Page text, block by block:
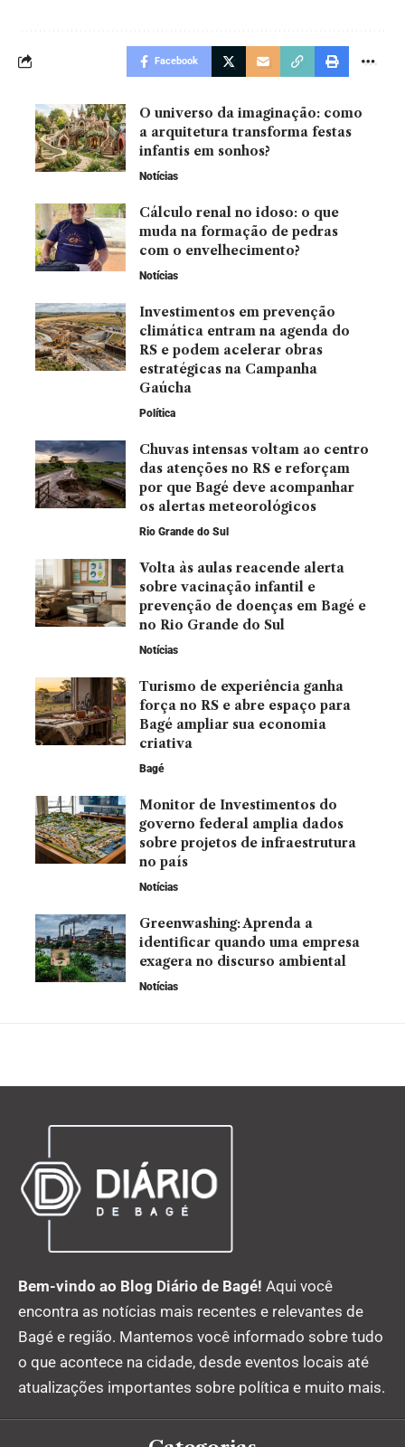
Facebook
O universo da imaginação: como
a arquitetura transforma festas
infantis em sonhos?
Notícias
Cálculo renal no idoso: o que
muda na formação de pedras
com o envelhecimento?
Notícias
Investimentos em prevenção
climática entram na agenda do
RS e podem acelerar obras
estratégicas na Campanha
Gaúcha
Política
Chuvas intensas voltam ao centro
das atenções no RS e reforçam
por que Bagé deve acompanhar
os alertas meteorológicos
Rio Grande do Sul
Volta às aulas reacende alerta
sobre vacinação infantil e
prevenção de doenças em Bagé e
no Rio Grande do Sul
Notícias
Turismo de experiência ganha
força no RS e abre espaço para
Bagé ampliar sua economia
criativa
Bagé
Monitor de Investimentos do
governo federal amplia dados
sobre projetos de infraestrutura
no país
Notícias
Greenwashing: Aprenda a
identificar quando uma empresa
exagera no discurso ambiental
Notícias
Bem-vindo ao Blog Diário de Bagé! Aqui você
encontra as notícias mais recentes e relevantes de
Bagé e região. Mantemos você informado sobre tudo
o que acontece na cidade, desde eventos locais até
atualizações importantes sobre política e muito mais.